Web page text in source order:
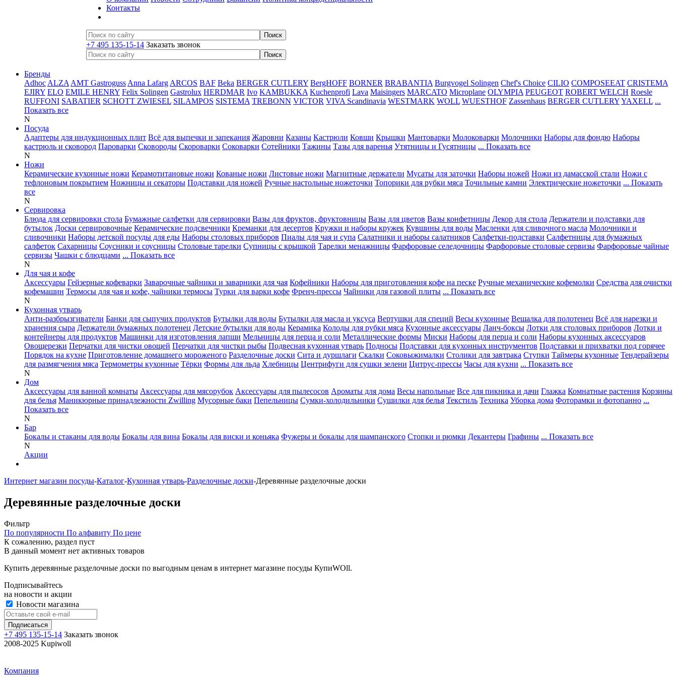
Контакты
+7 495 135-15-14 Заказать звонок
Бренды
Adhoc ALZA AMT Gastroguss Anna Lafarg ARCOS BAF Beka BERGER CUTLERY BergHOFF BORNER BRABANTIA Burgvogel Solingen Chef's Choice CILIO COMPOSEEAT CRISTEMA
EJIRY ELO EMILE HENRY Felix Solingen Gastrolux HERDMAR Ivo KAMBUKKA Kuchenprofi Lava Maisingers MARCATO Microplane OLYMPIA PEUGEOT ROBERT WELCH Roesle
RUFFONI SABATIER SCHOTT ZWIESEL SILAMPOS SISTEMA TREBONN VICTOR VIVA Scandinavia WESTMARK WOLL WUESTHOF Zassenhaus BERGER CUTLERYYAXELL ...
Показать все
N
Посуда
Адаптеры для индукционных плит Всё для выпечки и запекания Жаровни Казаны Кастрюли Ковши Крышки Мантоварки Молоковарки Молочники Наборы для фондю Наборы
кастрюль и сковород Пароварки Сковороды Скороварки Соковарки Сотейники Тажины Тазы для варенья Утятницы и Гусятницы ... Показать все
N
Ножи
Керамические кухонные ножи Керамотитановые ножи Кованые ножи Листовые ножи Магнитные держатели Мусаты для заточки Наборы ножей Ножи из дамасской стали Ножи с
тефлоновым покрытием Ножницы и секаторы Подставки для ножей Ручные настольные ножеточки Топорики для рубки мяса Точильные камни Электрические ножеточки ... Показать
все
N
Сервировка
Блюда для сервировки стола Бумажные салфетки для сервировки Вазы для фруктов, фруктовницы Вазы для цветов Вазы конфетницы Декор для стола Держатели и подставки для
бутылок Доски сервировочные Керамические подсвечники Креманки для десертов Кружки и наборы кружек Кувшины для воды Масленки для сливочного масла Молочники и
сливочники Наборы детской посуды для еды Наборы столовых приборов Пиалы для чая и супа Салатники и наборы салатников Салфетки-подставки Салфетницы для бумажных
салфеток Сахарницы Соусники и соусницы Столовые тарелки Супницы с крышкой Тарелки менажницы Фарфоровые селедочницы Фарфоровые столовые сервизы Фарфоровые чайные
сервизы Чашки с блюдцами ... Показать все
N
Для чая и кофе
Аксессуары Гейзерные кофеварки Заварочные чайники и заварники для чая Кофейники Наборы для приготовления кофе на песке Ручные механические кофемолки Средства для очистки
кофемашин Термосы для чая и кофе, чайники термосы Турки для варки кофе Френч-прессы Чайники для газовой плиты ... Показать все
N
Кухонная утварь
Анти-разбрызгиватели Банки для сыпучих продуктов Бутылки для воды Бутылки для масла и уксуса Вертушки для специй Весы кухонные Вешалка для полотенец Всё для нарезки и
хранения сыра Держатели бумажных полотенец Детские бутылки для воды Керамика Колоды для рубки мяса Кухонные аксессуары Ланч-боксы Лотки для столовых приборов Лотки и
контейнеры для продуктов Машинки для изготовления лапши Мельницы для перца и соли Металлические формы Миски Наборы для перца и соли Наборы кухонных аксессуаров
Овощерезки Перчатки для чистки овощей Перчатки для чистки рыбы Подвесная кухонная утварь Подносы Подставки для кухонных инструментов Подставки и прихватки под горячее
Порядок на кухне Приготовление домашнего мороженого Разделочные доски Сита и дуршлаги Скалки Соковыжималки Столики для завтрака Ступки Таймеры кухонные Тендерайзеры
для размягчения мяса Термометры кухонные Тёрки Формы для льда Хлебницы Центрифуги для сушки зелени Цитрус-прессы Часы для кухни ... Показать все
N
Дом
Аксессуары для ванной комнаты Аксессуары для мясорубок Аксессуары для пылесосов Ароматы для дома Весы напольные Все для пикника и дачи Глажка Комнатные растения Корзины
для белья Маникюрные принадлежности Zwilling Мусорные баки Пепельницы Сумки-холодильники Сушилки для белья Текстиль Техника Уборка дома Фоторамки и фотопанно ...
Показать все
N
Бар
Бокалы и стаканы для воды Бокалы для вина Бокалы для виски и коньяка Фужеры и бокалы для шампанского Стопки и рюмки Декантеры Графины ... Показать все
N
Акции
Интернет магазин посуды-Каталог-Кухонная утварь-Разделочные доски-Деревянные разделочные доски
Деревянные разделочные доски
Фильтр
По популярности По алфавиту По цене
К сожалению, раздел пуст
В данный момент нет активных товаров
Купить деревянные разделочные доски по выгодным ценам в интернет магазине посуды КупиWOll.
Подписывайтесь
на новости и акции
Новости магазина
+7 495 135-15-14 Заказать звонок
2008-2025 Kupiwoll
Компания